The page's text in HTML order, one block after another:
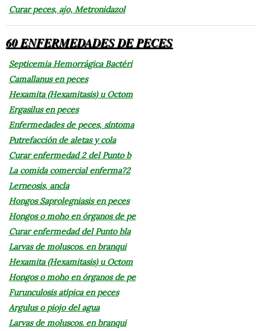
Curar peces, ajo, Metronidazol
60 ENFERMEDADES DE PECES
Septicemia Hemorrágica Bactéri
Camallanus en peces
Hexamita (Hexamitasis) u Octom
Ergasilus en peces
Enfermedades de peces, síntoma
Putrefacción de aletas y cola
Curar enfermedad 2 del Punto b
La comida comercial enferma?2
Lerneosis, ancla
Hongos Saprolegniasis en peces
Hongos o moho en órganos de pe
Curar enfermedad del Punto bla
Larvas de moluscos. en branqui
Hexamita (Hexamitasis) u Octom
Hongos o moho en órganos de pe
Furunculosis atípica en peces
Argulus o piojo del agua
Larvas de moluscos. en branqui